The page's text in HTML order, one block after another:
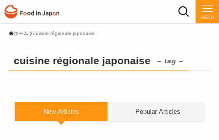
MENU
ホーム cuisine régionale japonaise
cuisine régionale japonaise – tag –
New Articles Popular Articles